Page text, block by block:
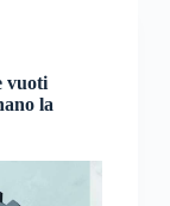
vuoti
la